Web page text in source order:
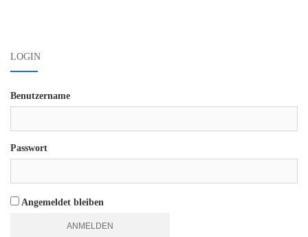
LOGIN
Benutzername
Passwort
Angemeldet bleiben